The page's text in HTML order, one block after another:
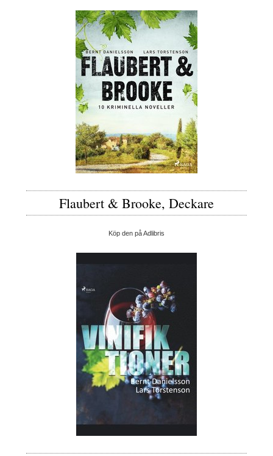
Flaubert & Brooke, Deckare
Köp den på Adlibris